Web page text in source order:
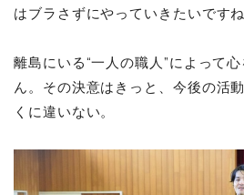
はブラさずにやっていきたいですね
離島にいる“一人の職人”によって
ん。その決意はきっと、今後の活
くに違いない。